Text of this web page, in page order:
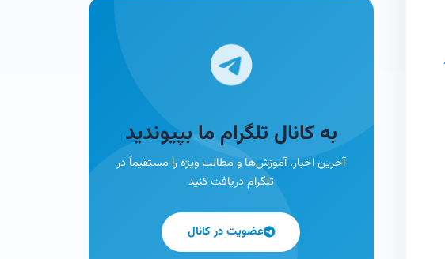
به کانال تلگرام ما بپیوندید
آخرین اخبار، آموزش‌ها و مطالب ویژه را مستقیماً در
تلگرام دریافت کنید
عضویت در کانال